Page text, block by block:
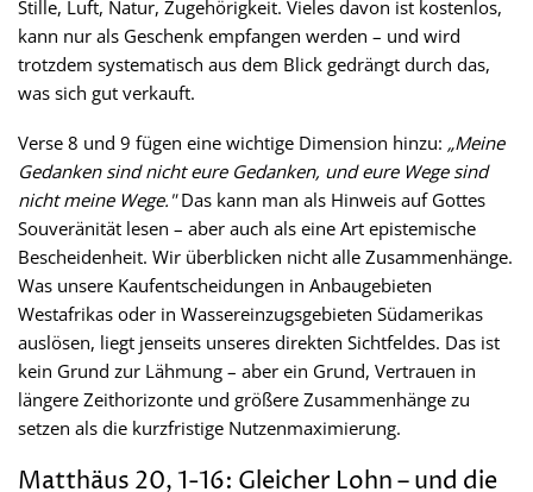
Stille, Luft, Natur, Zugehörigkeit. Vieles davon ist kostenlos,
kann nur als Geschenk empfangen werden – und wird
trotzdem systematisch aus dem Blick gedrängt durch das,
was sich gut verkauft.
Verse 8 und 9 fügen eine wichtige Dimension hinzu: „Meine
Gedanken sind nicht eure Gedanken, und eure Wege sind
nicht meine Wege."Das kann man als Hinweis auf Gottes
Souveränität lesen – aber auch als eine Art epistemische
Bescheidenheit. Wir überblicken nicht alle Zusammenhänge.
Was unsere Kaufentscheidungen in Anbaugebieten
Westafrikas oder in Wassereinzugsgebieten Südamerikas
auslösen, liegt jenseits unseres direkten Sichtfeldes. Das ist
kein Grund zur Lähmung – aber ein Grund, Vertrauen in
längere Zeithorizonte und größere Zusammenhänge zu
setzen als die kurzfristige Nutzenmaximierung.
Matthäus 20, 1-16: Gleicher Lohn – und die